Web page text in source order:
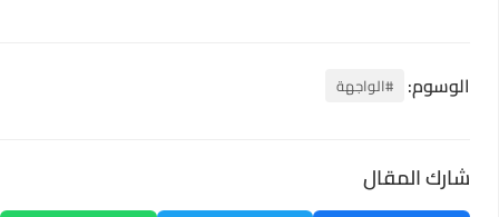
الوسوم: #الواجهة
شارك المقال